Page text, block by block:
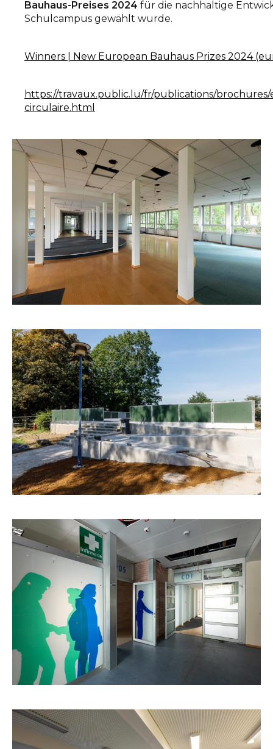
Bauhaus-Preises 2024 für die nachhaltige
Schulcampus gewählt wurde.
Winners | New European Bauhaus Prizes 2024
https://travaux.public.lu/fr/publications/brochures/
circulaire.html